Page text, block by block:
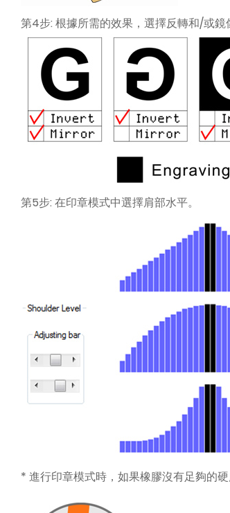
第4步: 根據所需的效果，選擇反轉和/或鏡
第5步: 在印章模式中選擇肩部水平。
* 進行印章模式時，如果橡膠沒有足夠的